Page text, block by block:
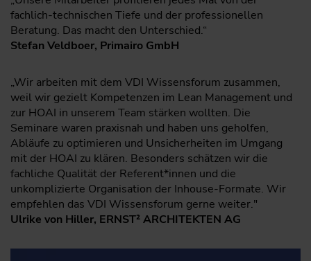
fachlich-technischen Tiefe und der professionellen
Beratung. Das macht den Unterschied.“
Stefan Veldboer, Primairo GmbH
„Wir arbeiten mit dem VDI Wissensforum zusammen,
weil wir gezielt Kompetenzen im Lean Management und
zur HOAI in unserem Team stärken wollten. Die
Seminare waren praxisnah und haben uns geholfen,
Abläufe zu optimieren und Unsicherheiten im Umgang
mit der HOAI zu klären. Besonders schätzen wir die
fachliche Qualität der Referent*innen und die
unkomplizierte Organisation der Inhouse-Formate. Wir
empfehlen das VDI Wissensforum gerne weiter."
Ulrike von Hiller, ERNST² ARCHITEKTEN AG